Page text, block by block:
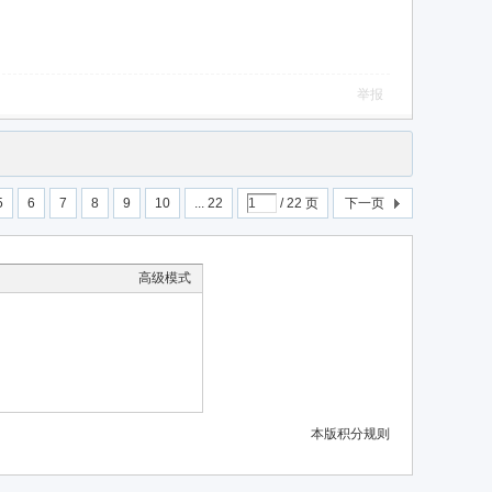
举报
6 7 8 9 10 ... 22 / 22 页 下一页
高级模式
本版积分规则